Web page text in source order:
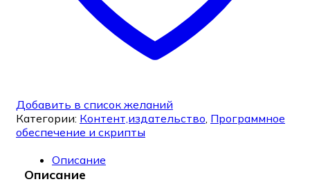
Добавить в список желаний
Категории: Контент,издательство, Программное
обеспечение и скрипты
Описание
Описание